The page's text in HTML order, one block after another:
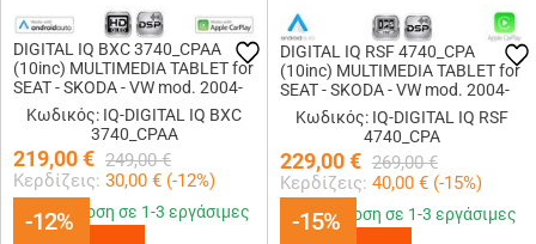
-12%
DIGITAL IQ BXC 3740_CPAA
(10inc) MULTIMEDIA TABLET for
SEAT - SKODA - VW mod. 2004-
2014
Κωδικός: IQ-DIGITAL IQ BXC
3740_CPAA
219,00€ 249,00 €
Κερδίζεις: 30,00 € (-12%)
-12%
Παράδοση σε 1-3 εργάσιμες -15%
DIGITAL IQ RSF 4740_CPA
(10inc) MULTIMEDIA TABLET for
SEAT - SKODA - VW mod. 2004-
2014Κωδικός: IQ-DIGITAL IQ RSF
4740_CPA
229,00€ 269,00 €
Κερδίζεις: 40,00 € (-15%)
-15%
Παράδοση σε 1-3 εργάσιμες